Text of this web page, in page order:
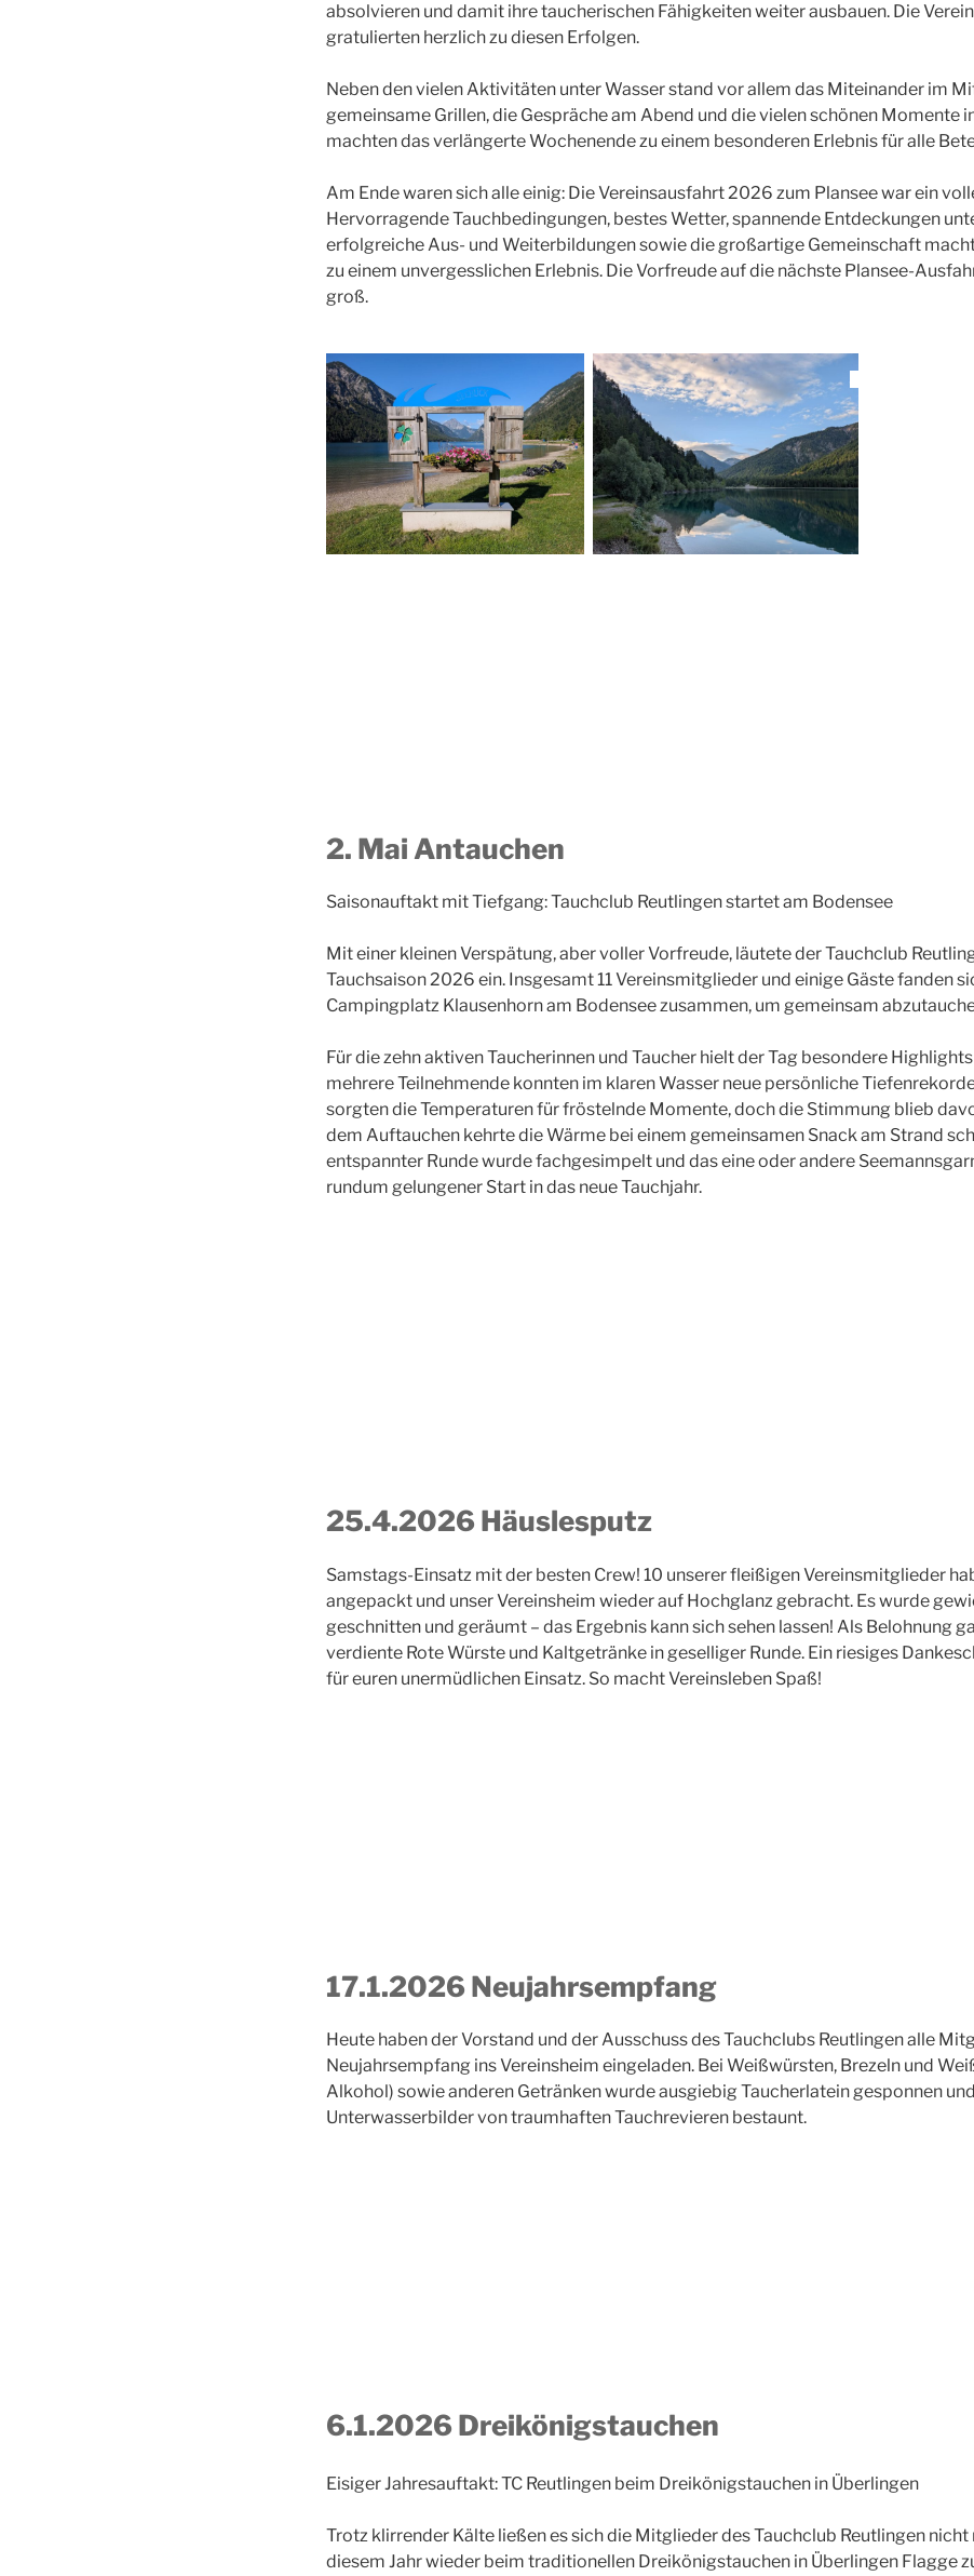
absolvieren und damit ihre taucherischen Fähigkeiten weiter ausbauen. Die
gratulierten herzlich zu diesen Erfolgen.
Neben den vielen Aktivitäten unter Wasser stand vor allem das Miteinander im
gemeinsame Grillen, die Gespräche am Abend und die vielen schönen Momente
machten das verlängerte Wochenende zu einem besonderen Erlebnis für alle
Am Ende waren sich alle einig: Die Vereinsausfahrt 2026 zum Plansee war ein
Hervorragende Tauchbedingungen, bestes Wetter, spannende Entdeckungen
erfolgreiche Aus- und Weiterbildungen sowie die großartige Gemeinschaft
zu einem unvergesslichen Erlebnis. Die Vorfreude auf die nächste Plansee-
groß.
2. Mai Antauchen
Saisonauftakt mit Tiefgang: Tauchclub Reutlingen startet am Bodensee
Mit einer kleinen Verspätung, aber voller Vorfreude, läutete der Tauchclub
Tauchsaison 2026 ein. Insgesamt 11 Vereinsmitglieder und einige Gäste fanden
Campingplatz Klausenhorn am Bodensee zusammen, um gemeinsam
Für die zehn aktiven Taucherinnen und Taucher hielt der Tag besondere
mehrere Teilnehmende konnten im klaren Wasser neue persönliche
sorgten die Temperaturen für fröstelnde Momente, doch die Stimmung blieb
dem Auftauchen kehrte die Wärme bei einem gemeinsamen Snack am Strand
entspannter Runde wurde fachgesimpelt und das eine oder andere
rundum gelungener Start in das neue Tauchjahr.
25.4.2026 Häuslesputz
Samstags-Einsatz mit der besten Crew! 10 unserer fleißigen Vereinsmitglieder
angepackt und unser Vereinsheim wieder auf Hochglanz gebracht. Es wurde
geschnitten und geräumt – das Ergebnis kann sich sehen lassen! ​Als Belohnung
verdiente Rote Würste und Kaltgetränke in geselliger Runde. Ein riesiges
für euren unermüdlichen Einsatz. So macht Vereinsleben Spaß!
17.1.2026 Neujahrsempfang
Heute haben der Vorstand und der Ausschuss des Tauchclubs Reutlingen alle
Neujahrsempfang ins Vereinsheim eingeladen. Bei Weißwürsten, Brezeln und
Alkohol) sowie anderen Getränken wurde ausgiebig Taucherlatein gesponnen und
Unterwasserbilder von traumhaften Tauchrevieren bestaunt.
6.1.2026 Dreikönigstauchen
Eisiger Jahresauftakt: TC Reutlingen beim Dreikönigstauchen in Überlingen
​Trotz klirrender Kälte ließen es sich die Mitglieder des Tauchclub Reutlingen nicht
diesem Jahr wieder beim traditionellen Dreikönigstauchen in Überlingen Flagge